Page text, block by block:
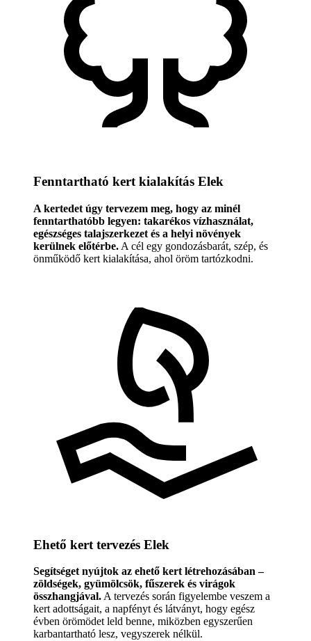
Fenntartható kert kialakítás Elek
A kertedet úgy tervezem meg, hogy az minél
fenntarthatóbb legyen: takarékos vízhasználat,
egészséges talajszerkezet és a helyi növények
kerülnek előtérbe. A cél egy gondozásbarát, szép, és
önműködő kert kialakítása, ahol öröm tartózkodni.
Ehető kert tervezés Elek
Segítséget nyújtok az ehető kert létrehozásában –
zöldségek, gyümölcsök, fűszerek és virágok
összhangjával. A tervezés során figyelembe veszem a
kert adottságait, a napfényt és látványt, hogy egész
évben örömödet leld benne, miközben egyszerűen
karbantartható lesz, vegyszerek nélkül.